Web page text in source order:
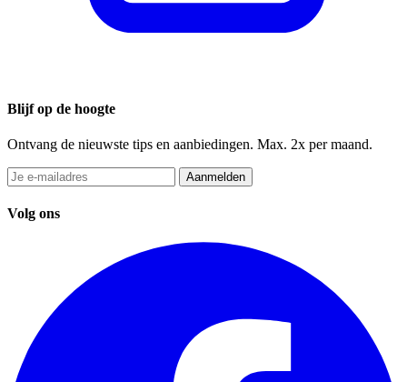
Blijf op de hoogte
Ontvang de nieuwste tips en aanbiedingen. Max. 2x per maand.
Aanmelden
Volg ons